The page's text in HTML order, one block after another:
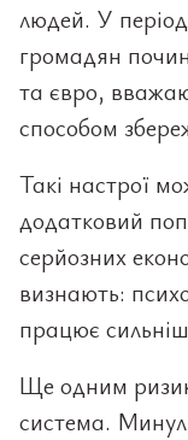
людей. У
громадян
та євро,
способом
Такі настрої
додатковий
серйозних
визнають:
працює
Ще одним
система.